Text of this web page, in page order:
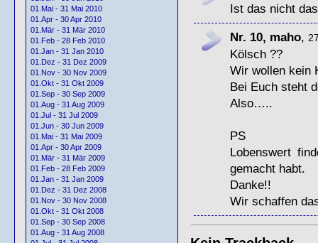
01.Mai - 31 Mai 2010
01.Apr - 30 Apr 2010
01.Mär - 31 Mär 2010
01.Feb - 28 Feb 2010
01.Jan - 31 Jan 2010
01.Dez - 31 Dez 2009
01.Nov - 30 Nov 2009
01.Okt - 31 Okt 2009
01.Sep - 30 Sep 2009
01.Aug - 31 Aug 2009
01.Jul - 31 Jul 2009
01.Jun - 30 Jun 2009
01.Mai - 31 Mai 2009
01.Apr - 30 Apr 2009
01.Mär - 31 Mär 2009
01.Feb - 28 Feb 2009
01.Jan - 31 Jan 2009
01.Dez - 31 Dez 2008
01.Nov - 30 Nov 2008
01.Okt - 31 Okt 2008
01.Sep - 30 Sep 2008
01.Aug - 31 Aug 2008
Ist das nicht
Nr. 10, maho,
Kölsch ??
Wir wollen kein
Bei Euch steht
Also…..
PS
Lobenswert
gemacht habt.
Danke!!
Wir schaffen